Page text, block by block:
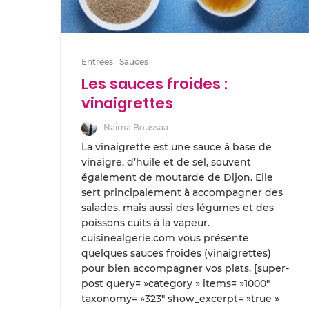
Entrées Sauces
Les sauces froides :
vinaigrettes
Naima Boussaa
La vinaigrette est une sauce à base de
vinaigre, d’huile et de sel, souvent
également de moutarde de Dijon. Elle
sert principalement à accompagner des
salades, mais aussi des légumes et des
poissons cuits à la vapeur.
cuisinealgerie.com vous présente
quelques sauces froides (vinaigrettes)
pour bien accompagner vos plats. [super-
post query= »category » items= »1000″
taxonomy= »323″ show_excerpt= »true »